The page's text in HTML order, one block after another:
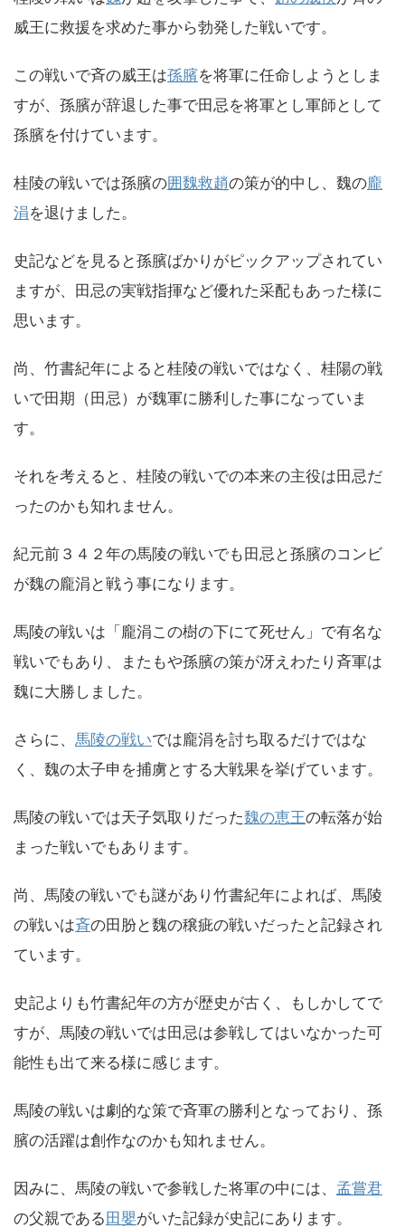
威王に救援を求めた事から勃発した戦いです。
この戦いで斉の威王は孫臏を将軍に任命しようとしま
すが、孫臏が辞退した事で田忌を将軍とし軍師として
孫臏を付けています。
桂陵の戦いでは孫臏の囲魏救趙の策が的中し、魏の龐
涓を退けました。
史記などを見ると孫臏ばかりがピックアップされてい
ますが、田忌の実戦指揮など優れた采配もあった様に
思います。
尚、竹書紀年によると桂陵の戦いではなく、桂陽の戦
いで田期（田忌）が魏軍に勝利した事になっていま
す。
それを考えると、桂陵の戦いでの本来の主役は田忌だ
ったのかも知れません。
紀元前３４２年の馬陵の戦いでも田忌と孫臏のコンビ
が魏の龐涓と戦う事になります。
馬陵の戦いは「龐涓この樹の下にて死せん」で有名な
戦いでもあり、またもや孫臏の策が冴えわたり斉軍は
魏に大勝しました。
さらに、 馬陵の戦いでは龐涓を討ち取るだけではな
く、魏の太子申を捕虜とする大戦果を挙げています。
馬陵の戦いでは天子気取りだった魏の恵王の転落が始
まった戦いでもあります。
尚、馬陵の戦いでも謎があり竹書紀年によれば、馬陵
の戦いは斉の田肦と魏の穣疵の戦いだったと記録され
ています。
史記よりも竹書紀年の方が歴史が古く、もしかしてで
すが、馬陵の戦いでは田忌は参戦してはいなかった可
能性も出て来る様に感じます。
馬陵の戦いは劇的な策で斉軍の勝利となっており、孫
臏の活躍は創作なのかも知れません。
因みに、馬陵の戦いで参戦した将軍の中には、 孟嘗君
の父親である田嬰がいた記録が史記にあります。